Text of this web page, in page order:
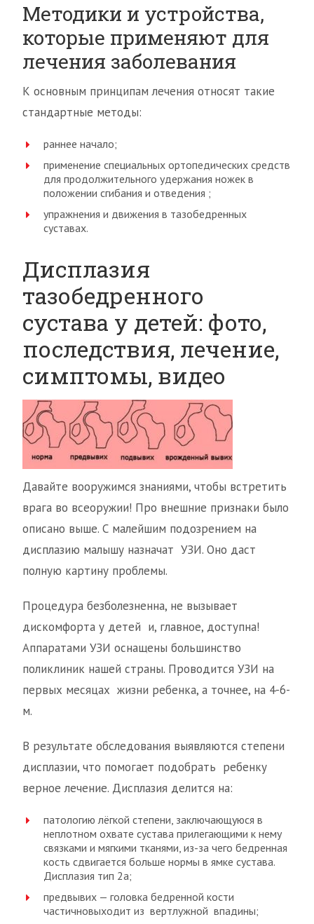
Методики и устройства,
которые применяют для
лечения заболевания
К основным принципам лечения относят такие
стандартные методы:
раннее начало;
применение специальных ортопедических средств
для продолжительного удержания ножек в
положении сгибания и отведения ;
упражнения и движения в тазобедренных
суставах.
Дисплазия
тазобедренного
сустава у детей: фото,
последствия, лечение,
симптомы, видео
Давайте вооружимся знаниями, чтобы встретить
врага во всеоружии! Про внешние признаки было
описано выше. С малейшим подозрением на
дисплазию малышу назначат УЗИ. Оно даст
полную картину проблемы.
Процедура безболезненна, не вызывает
дискомфорта у детей и, главное, доступна!
Аппаратами УЗИ оснащены большинство
поликлиник нашей страны. Проводится УЗИ на
первых месяцах жизни ребенка, а точнее, на 4-6-
м.
В результате обследования выявляются степени
дисплазии, что помогает подобрать ребенку
верное лечение. Дисплазия делится на:
патологию лёгкой степени, заключающуюся в
неплотном охвате сустава прилегающими к нему
связками и мягкими тканями, из-за чего бедренная
кость сдвигается больше нормы в ямке сустава.
Дисплазия тип 2а;
предвывих — головка бедренной кости
частичновыходит из вертлужной впадины;